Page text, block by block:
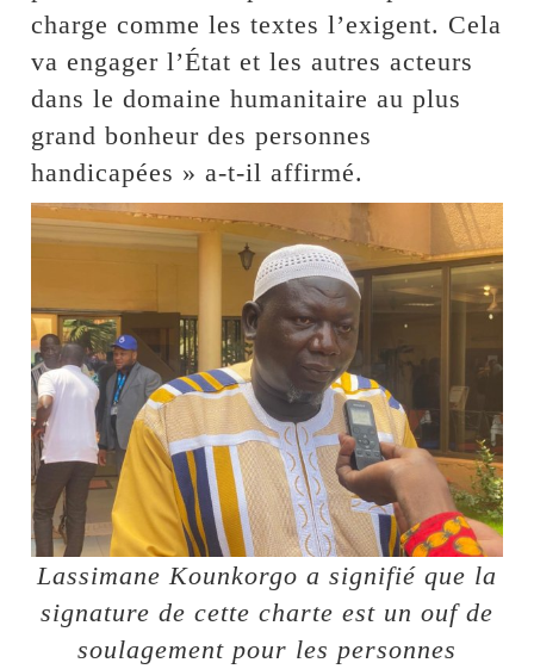
charge comme les textes l’exigent. Cela
va engager l’État et les autres acteurs
dans le domaine humanitaire au plus
grand bonheur des personnes
handicapées » a-t-il affirmé.
Lassimane Kounkorgo a signifié que la
signature de cette charte est un ouf de
soulagement pour les personnes